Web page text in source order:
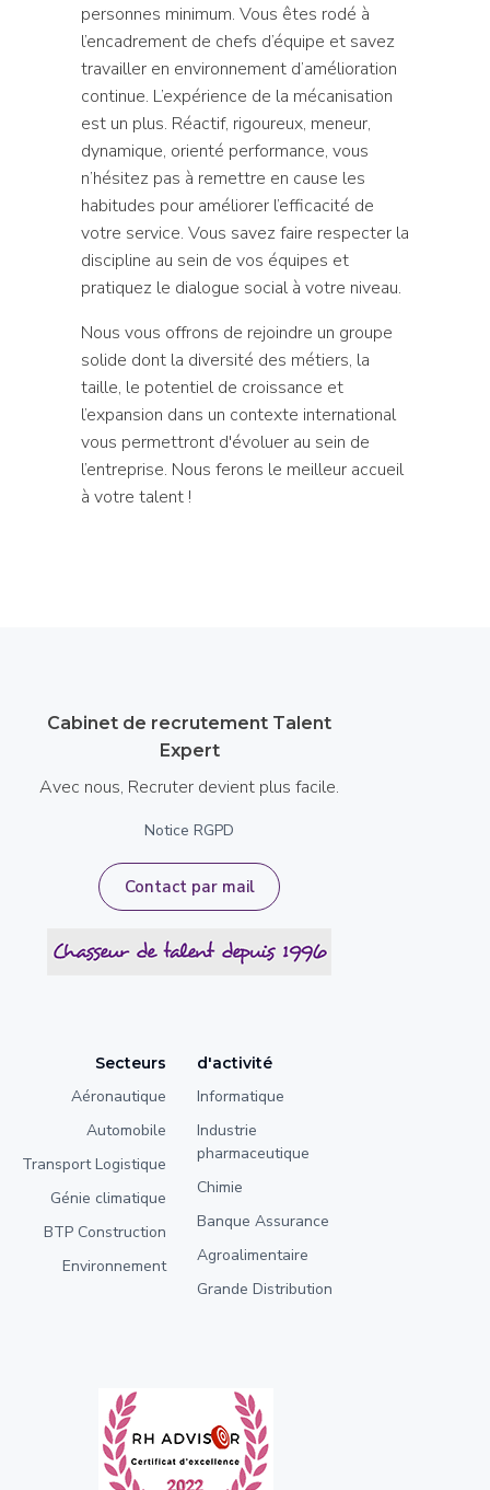
personnes minimum. Vous êtes rodé à
l’encadrement de chefs d’équipe et savez
travailler en environnement d’amélioration
continue. L’expérience de la mécanisation
est un plus. Réactif, rigoureux, meneur,
dynamique, orienté performance, vous
n’hésitez pas à remettre en cause les
habitudes pour améliorer l’efficacité de
votre service. Vous savez faire respecter la
discipline au sein de vos équipes et
pratiquez le dialogue social à votre niveau.
Nous vous offrons de rejoindre un groupe
solide dont la diversité des métiers, la
taille, le potentiel de croissance et
l’expansion dans un contexte international
vous permettront d'évoluer au sein de
l’entreprise. Nous ferons le meilleur accueil
à votre talent !
Cabinet de recrutement Talent
Expert
Avec nous, Recruter devient plus facile.
Notice RGPD
Contact par mail
Secteurs
Aéronautique
Automobile
Transport Logistique
Génie climatique
BTP Construction
Environnement
d'activité
Informatique
Industrie
pharmaceutique
Chimie
Banque Assurance
Agroalimentaire
Grande Distribution